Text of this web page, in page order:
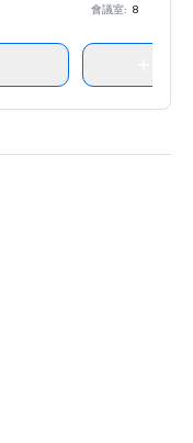
會議室: 8